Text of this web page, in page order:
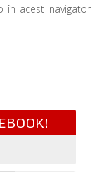
în acest navigator